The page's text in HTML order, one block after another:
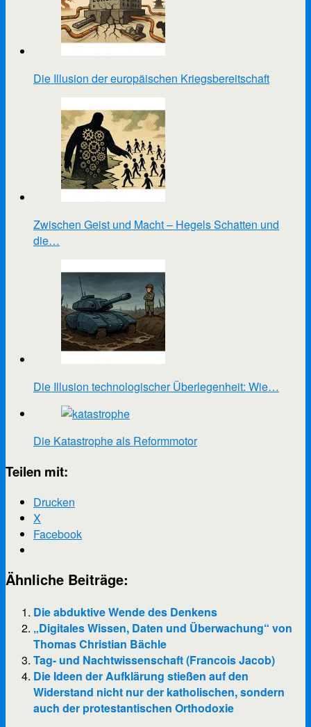
Die Illusion der europäischen Kriegsbereitschaft
Zwischen Geist und Macht – Hegels Schatten und
die…
Die Illusion technologischer Überlegenheit: Wie…
Die Katastrophe als Reformmotor
Teilen mit:
Drucken
X
Facebook
Ähnliche Beiträge:
Die abduktive Wende des Denkens
„Digitales Wissen, Daten und Überwachung“ von
Thomas Christian Bächle
Tag- und Nachtwissenschaft (Francois Jacob)
Die Ideen der Aufklärung stießen auf den
Widerstand nicht nur der katholischen, sondern
auch der protestantischen Orthodoxie